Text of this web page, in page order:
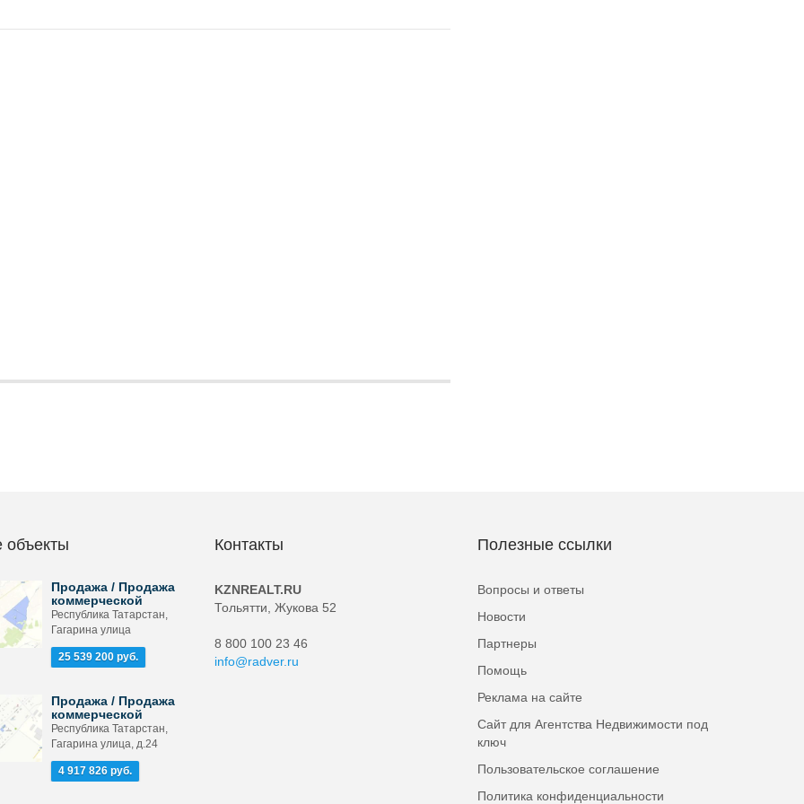
Продажа / Продажа
коммерческой
Республика Татарстан,
Гагарина улица
25 539 200 руб.
Продажа / Продажа
коммерческой
Республика Татарстан,
Гагарина улица, д.24
4 917 826 руб.
Контакты
KZNREALT.RU
Тольятти, Жукова 52
8 800 100 23 46
info@radver.ru
Полезные ссылки
Вопросы и ответы
Новости
Партнеры
Помощь
Реклама на сайте
Сайт для Агентства Недвижимости под
ключ
Пользовательское соглашение
Политика конфиденциальности